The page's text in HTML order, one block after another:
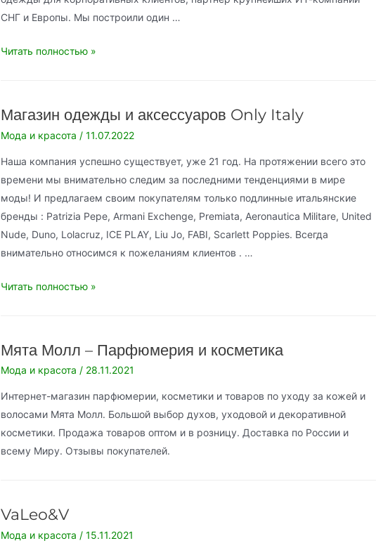
СНГ и Европы. Мы построили один …
nikofirm.ru
Читать полностью »
Магазин одежды и аксессуаров Only Italy
Мода и красота / 11.07.2022
Наша компания успешно существует, уже 21 год. На протяжении всего это
времени мы внимательно следим за последними тенденциями в мире
моды! И предлагаем своим покупателям только подлинные итальянские
бренды : Patrizia Pepe, Armani Exchenge, Premiata, Aeronautica Militare, United
Nude, Duno, Lolacruz, ICE PLAY, Liu Jo, FABI, Scarlett Poppies. Всегда
внимательно относимся к пожеланиям клиентов . …
Магазин
Only
Italy
Читать полностью »
Мята Молл – Парфюмерия и косметика
Мода и красота / 28.11.2021
Интернет-магазин парфюмерии, косметики и товаров по уходу за кожей и
волосами Мята Молл. Большой выбор духов, уходовой и декоративной
косметики. Продажа товаров оптом и в розницу. Доставка по России и
всему Миру. Отзывы покупателей.
VaLeo&V
Мода и красота / 15.11.2021